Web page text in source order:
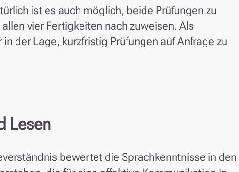
ist es auch möglich, beide Prüfungen zu
vier Fertigkeiten nach zuweisen. Als
der Lage, kurzfristig Prüfungen auf Anfrage zu
Lesen
bewertet die Sprachkenntnisse in den